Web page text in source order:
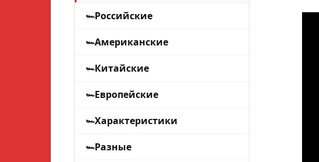
Российские
Американские
Китайские
Европейские
Характеристики
Разные